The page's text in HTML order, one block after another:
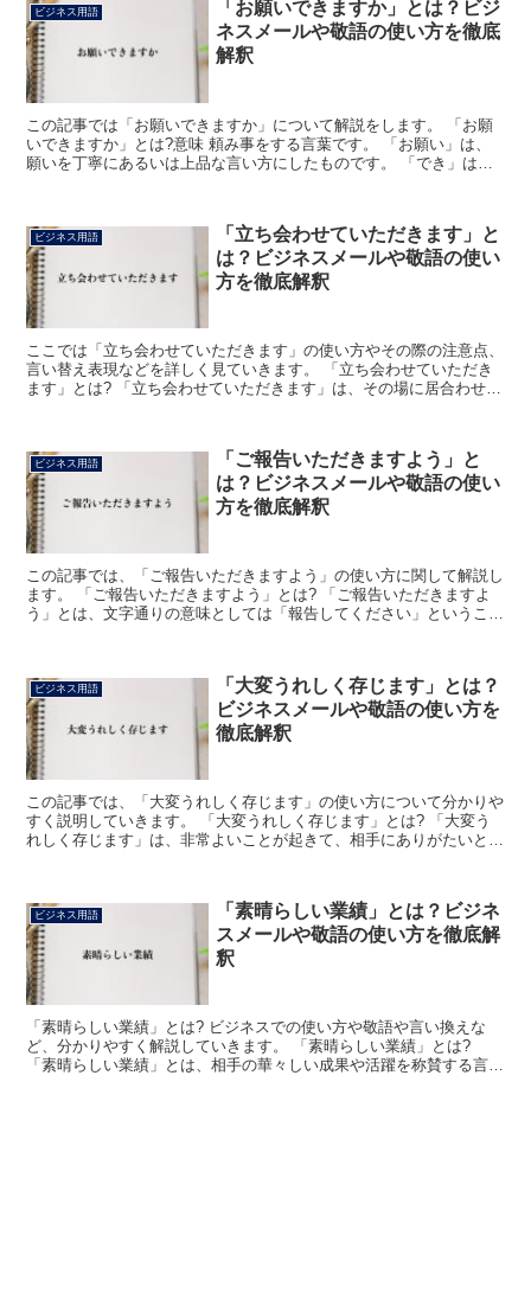
ビジネス用語
「お願いできますか」とは？ビジ
ネスメールや敬語の使い方を徹底
解釈
この記事では「お願いできますか」について解説をします。 「お願
いできますか」とは?意味 頼み事をする言葉です。 「お願い」は、
願いを丁寧にあるいは上品な言い方にしたものです。 「でき」は
ビジネス用語
「立ち会わせていただきます」と
は？ビジネスメールや敬語の使い
方を徹底解釈
ここでは「立ち会わせていただきます」の使い方やその際の注意点、
言い替え表現などを詳しく見ていきます。 「立ち会わせていただき
ます」とは? 「立ち会わせていただきます」は、その場に居合わせる
ビジネス用語
「ご報告いただきますよう」と
は？ビジネスメールや敬語の使い
方を徹底解釈
この記事では、「ご報告いただきますよう」の使い方に関して解説し
ます。 「ご報告いただきますよう」とは? 「ご報告いただきますよ
う」とは、文字通りの意味としては「報告してください」ということ
ビジネス用語
「大変うれしく存じます」とは？
ビジネスメールや敬語の使い方を
徹底解釈
この記事では、「大変うれしく存じます」の使い方について分かりや
すく説明していきます。 「大変うれしく存じます」とは? 「大変う
れしく存じます」は、非常よいことが起きて、相手にありがたいと思
ビジネス用語
「素晴らしい業績」とは？ビジネ
スメールや敬語の使い方を徹底解
釈
「素晴らしい業績」とは? ビジネスでの使い方や敬語や言い換えな
ど、分かりやすく解説していきます。 「素晴らしい業績」とは?
「素晴らしい業績」とは、相手の華々しい成果や活躍を称賛する言葉